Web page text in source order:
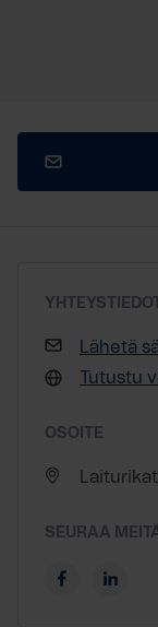
YHTEYSTIEDOT
Lähetä
Tutustu
OSOITE
SEURAA